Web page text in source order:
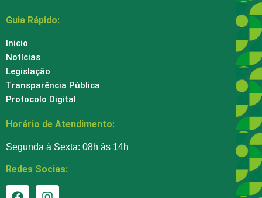
Guia Rápido:
Inicio
Notícias
Legislação
Transparência Pública
Protocolo Digital
Horário de Atendimento:
Segunda à Sexta: 08h às 14h
Redes Socias: